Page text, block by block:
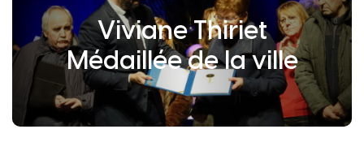
Viviane Thiriet
Médaillée de la ville